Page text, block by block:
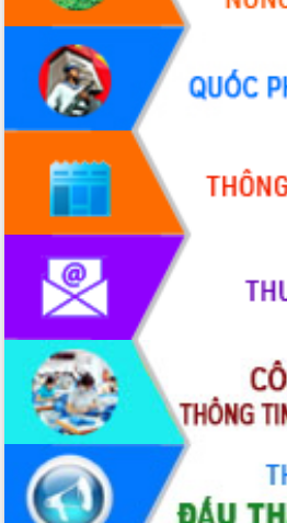
Họp báo thông tin về Hội nghị Công bố
Quy hoạch và Xúc tiến đầu tư tỉnh Đắk
Khơi thông điểm nghẽn, đẩy nhanh
giải ngân vốn khắc phục thiên tai
HĐND tỉnh thông qua điều chỉnh Quy
hoạch tỉnh thời kỳ 2021-2030
Hội thảo góp ý hồ sơ điều chỉnh quy
hoạch tỉnh Đắk Lắk thời kỳ 2021-2030,
Nâng cao hiệu quả hoạt động của các
doanh nghiệp nhà nước
Hội nghị triển khai kết nối mạng
truyền số liệu chuyên dùng phục vụ cơ
quan Đảng, Nhà nước
Lễ phát động chuỗi hoạt động chung
tay làm sạch môi trường
Xã Ea Kar bước chuyển mình trong
công tác cải cách hành chính mô hình
mới
UBND tỉnh họp báo định kỳ tháng 4
năm 2026